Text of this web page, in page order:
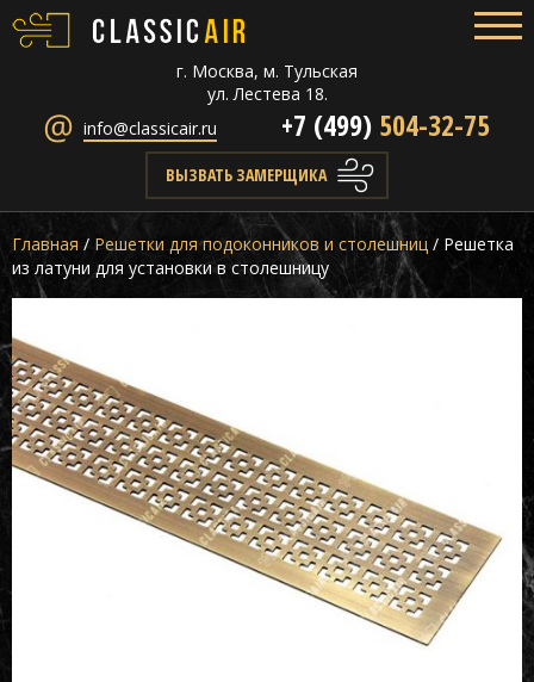
г. Москва, м. Тульская
ул. Лестева 18.
info@classicair.ru
+7 (499) 504-32-75
ВЫЗВАТЬ ЗАМЕРЩИКА
Главная / Решетки для подоконников и столешниц / Решетка
из латуни для установки в столешницу